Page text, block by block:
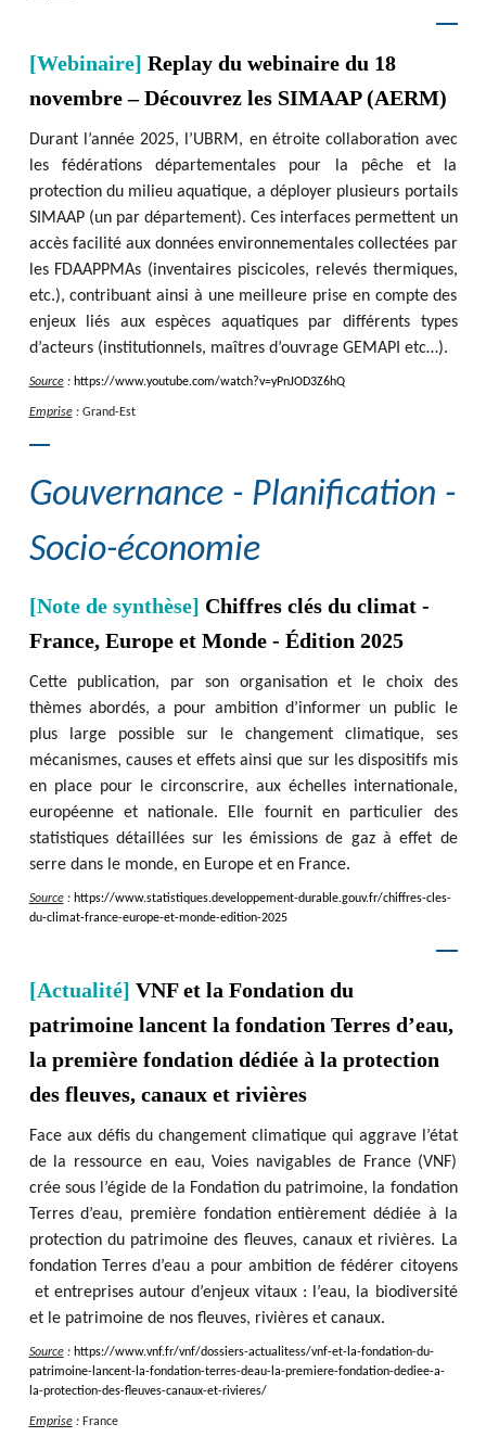
[Webinaire] Replay du webinaire du 18
novembre – Découvrez les SIMAAP (AERM)
Durant l’année 2025, l’UBRM, en étroite collaboration avec
les fédérations départementales pour la pêche et la
protection du milieu aquatique, a déployer plusieurs portails
SIMAAP (un par département). Ces interfaces permettent un
accès facilité aux données environnementales collectées par
les FDAAPPMAs (inventaires piscicoles, relevés thermiques,
etc.), contribuant ainsi à une meilleure prise en compte des
enjeux liés aux espèces aquatiques par différents types
d’acteurs (institutionnels, maîtres d’ouvrage GEMAPI etc…).
Source: https://www.youtube.com/watch?v=yPnJOD3Z6hQ
Emprise: Grand-Est
Gouvernance - Planification -
Socio-économie
[Note de synthèse] Chiffres clés du climat -
France, Europe et Monde - Édition 2025
Cette publication, par son organisation et le choix des
thèmes abordés, a pour ambition d’informer un public le
plus large possible sur le changement climatique, ses
mécanismes, causes et effets ainsi que sur les dispositifs mis
en place pour le circonscrire, aux échelles internationale,
européenne et nationale. Elle fournit en particulier des
statistiques détaillées sur les émissions de gaz à effet de
serre dans le monde, en Europe et en France.
Source: https://www.statistiques.developpement-durable.gouv.fr/chiffres-cles-
du-climat-france-europe-et-monde-edition-2025
[Actualité] VNF et la Fondation du
patrimoine lancent la fondation Terres d’eau,
la première fondation dédiée à la protection
des fleuves, canaux et rivières
Face aux défis du changement climatique qui aggrave l’état
de la ressource en eau, Voies navigables de France (VNF)
crée sous l’égide de la Fondation du patrimoine, la fondation
Terres d’eau, première fondation entièrement dédiée à la
protection du patrimoine des fleuves, canaux et rivières. La
fondation Terres d’eau a pour ambition de fédérer citoyens
et entreprises autour d’enjeux vitaux : l’eau, la biodiversité
et le patrimoine de nos fleuves, rivières et canaux.
Source: https://www.vnf.fr/vnf/dossiers-actualitess/vnf-et-la-fondation-du-
patrimoine-lancent-la-fondation-terres-deau-la-premiere-fondation-dediee-a-
la-protection-des-fleuves-canaux-et-rivieres/
Emprise: France